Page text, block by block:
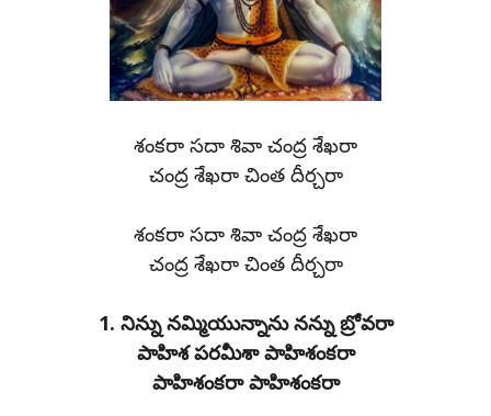
శంకరా సదా శివా చంద్ర శేఖరా
చంద్ర శేఖరా చింత దీర్చరా
శంకరా సదా శివా చంద్ర శేఖరా
చంద్ర శేఖరా చింత దీర్చరా
1. నిన్ను నమ్మియున్నాను నన్ను బ్రోవరా
పాహిశ పరమీశా పాహిశంకరా
పాహిశంకరా పాహిశంకరా